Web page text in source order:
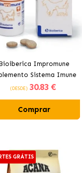
Impromune
Sistema Imune
para Cães e Gatos
(DESDE) 30.83 €
Comprar
GRÁTIS